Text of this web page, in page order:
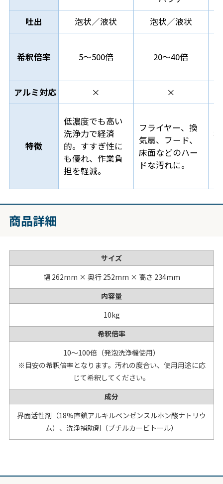
吐出
泡状／液状 泡状／液状
希釈倍率 5～500倍 20～40倍
アルミ対応 × ×
特徴
低濃度でも高い
洗浄力で経済
的。すすぎ性に
も優れ、作業負
担を軽減。
フライヤー、換
気扇、フード、
床面などのハー
ドな汚れに。
商品詳細
サイズ
幅 262mm × 奥行 252mm × 高さ 234mm
内容量
10kg
希釈倍率
10～100倍（発泡洗浄機使用）
※目安の希釈倍率となります。汚れの度合い、使用用途に応
じて希釈してください。
成分
界面活性剤（18%直鎖アルキルベンゼンスルホン酸ナトリウ
ム）、洗浄補助剤（ブチルカービトール）